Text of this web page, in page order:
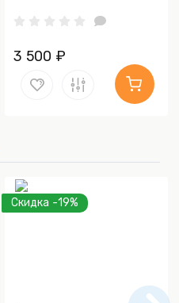
3 500 ₽
Скидка -19%